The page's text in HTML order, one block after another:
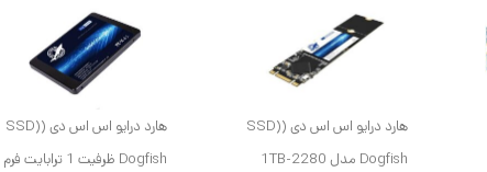
هارد درایو اس اس دی (SSD)
Dogfish مدل 2280-1TB
هارد درایو اس اس دی (SSD)
Dogfish ظرفیت 1 ترابایت فرم